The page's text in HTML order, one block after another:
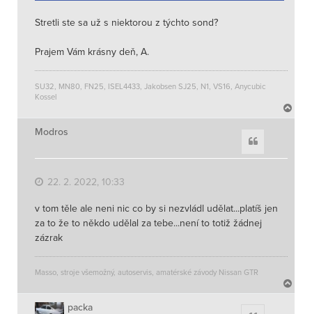
Stretli ste sa už s niektorou z týchto sond?
Prajem Vám krásny deň, A.
SU32, MN80, FN25, ISEL4433, Jakobsen SJ25, N1, VS16, Anycubic
Kossel
a
Modros
22. 2. 2022, 10:33
v tom těle ale neni nic co by si nezvládl udělat...platíš jen
za to že to někdo udělal za tebe...není to totiž žádnej
zázrak
Masso, stroje všemožný, autoservis, amatérské závody Nissan GTR
a
packa